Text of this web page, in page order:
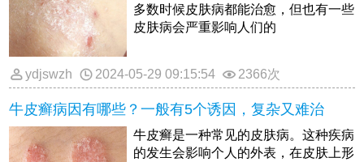
多数时候皮肤病都能治愈，但也有一些
皮肤病会严重影响人们的
ydjswzh 2024-05-29 09:15:54 2366次
牛皮癣病因有哪些？一般有5个诱因，复杂又难治
牛皮癣是一种常见的皮肤病。这种疾病
的发生会影响个人的外表，在皮肤上形